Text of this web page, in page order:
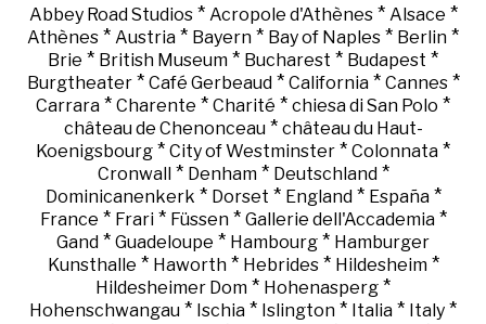
Abbey Road Studios* Acropole d'Athènes* Alsace *
Athènes * Austria * Bayern * Bay of Naples * Berlin *
Brie * British Museum * Bucharest * Budapest *
Burgtheater* Café Gerbeaud* California* Cannes*
Carrara * Charente * Charité * chiesa di San Polo *
château de Chenonceau* château du Haut-
Koenigsbourg * City of Westminster * Colonnata *
Cronwall* Denham* Deutschland*
Dominicanenkerk * Dorset * England* España*
France * Frari* Füssen* Gallerie dell'Accademia*
Gand * Guadeloupe * Hambourg * Hamburger
Kunsthalle * Haworth* Hebrides* Hildesheim*
Hildesheimer Dom * Hohenasperg *
Hohenschwangau * Ischia * Islington * Italia * Italy *